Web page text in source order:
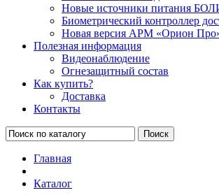
Новые источники питания
Биометрический контроллер
Новая версия АРМ «Орион
Полезная информация
Видеонаблюдение
Огнезащитный состав
Как купить?
Доставка
Контакты
Поиск
Главная
Каталог